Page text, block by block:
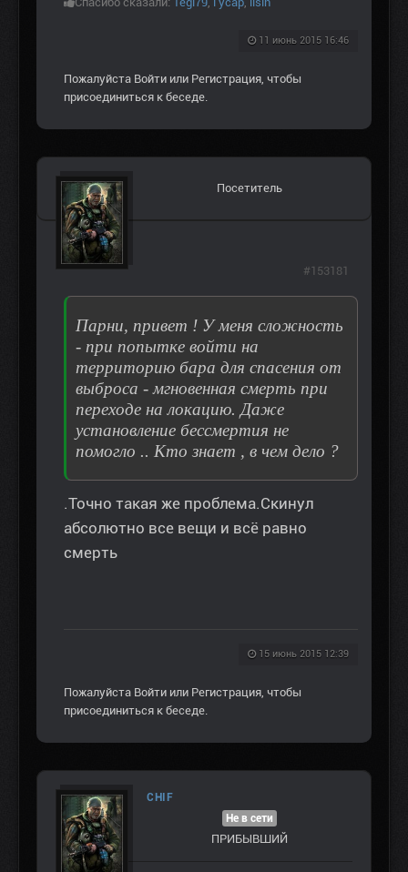
11 июнь 2015 16:46
Пожалуйста Войти или Регистрация, чтобы
присоединиться к беседе.
Посетитель
Парни, привет ! У меня сложность
- при попытке войти на
территорию бара для спасения от
выброса - мгновенная смерть при
переходе на локацию. Даже
установление бессмертия не
помогло .. Кто знает , в чем дело ?
.Точно такая же проблема.Скинул
абсолютно все вещи и всё равно
смерть
15 июнь 2015 12:39
#153181
Пожалуйста Войти или Регистрация, чтобы
присоединиться к беседе.
CHIF
Не в сети
ПРИБЫВШИЙ